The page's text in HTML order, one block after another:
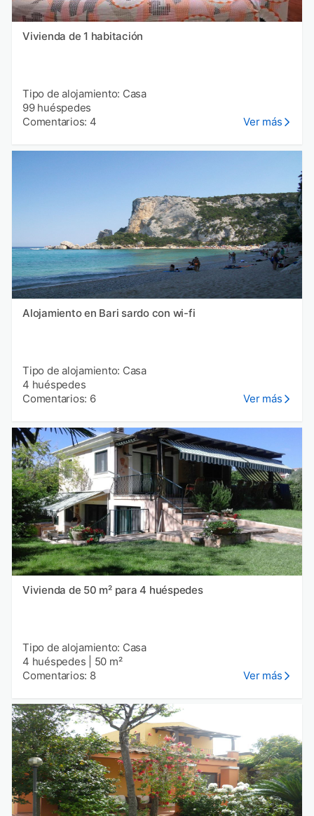
Vivienda de 1 habitación
Tipo de alojamiento: Casa
99 huéspedes
Comentarios: 4
Ver más
Alojamiento en Bari sardo con wi-fi
Tipo de alojamiento: Casa
4 huéspedes
Comentarios: 6
Ver más
Vivienda de 50 m² para 4 huéspedes
Tipo de alojamiento: Casa
4 huéspedes
50 m²
Comentarios: 8
Ver más